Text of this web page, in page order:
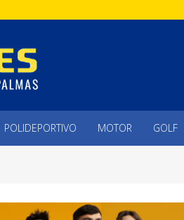
POLIDEPORTIVO MOTOR GOLF